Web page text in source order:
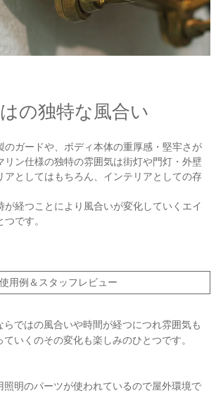
の独特な風合い
のガードや、ボディ本体の重厚感・堅牢さが
リン仕様の独特の雰囲気は街灯や門灯・外壁
アとしてはもちろん、インテリアとしての存
が経つことにより風合いが変化していくエイ
です。
使用例＆スタッフレビュー
らではの風合いや時間が経つにつれ雰囲気も
ていくのその変化も楽しみのひとつです。
照明のパーツが使われているので屋外環境で